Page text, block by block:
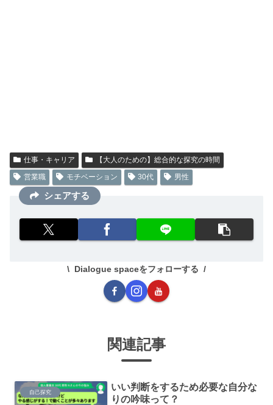
仕事・キャリア
【大人のための】総合的な探究の時間
営業職
モチベーション 30代 男性
シェアする
Dialogue spaceをフォローする
関連記事
自己探究
いい判断をするため必要な自分な
りの吟味って？